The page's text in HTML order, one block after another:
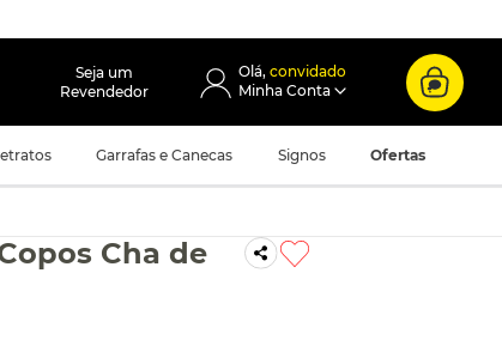
Seja um
Revendedor
convidado
Garrafas e Canecas Signos Ofertas
Cha de